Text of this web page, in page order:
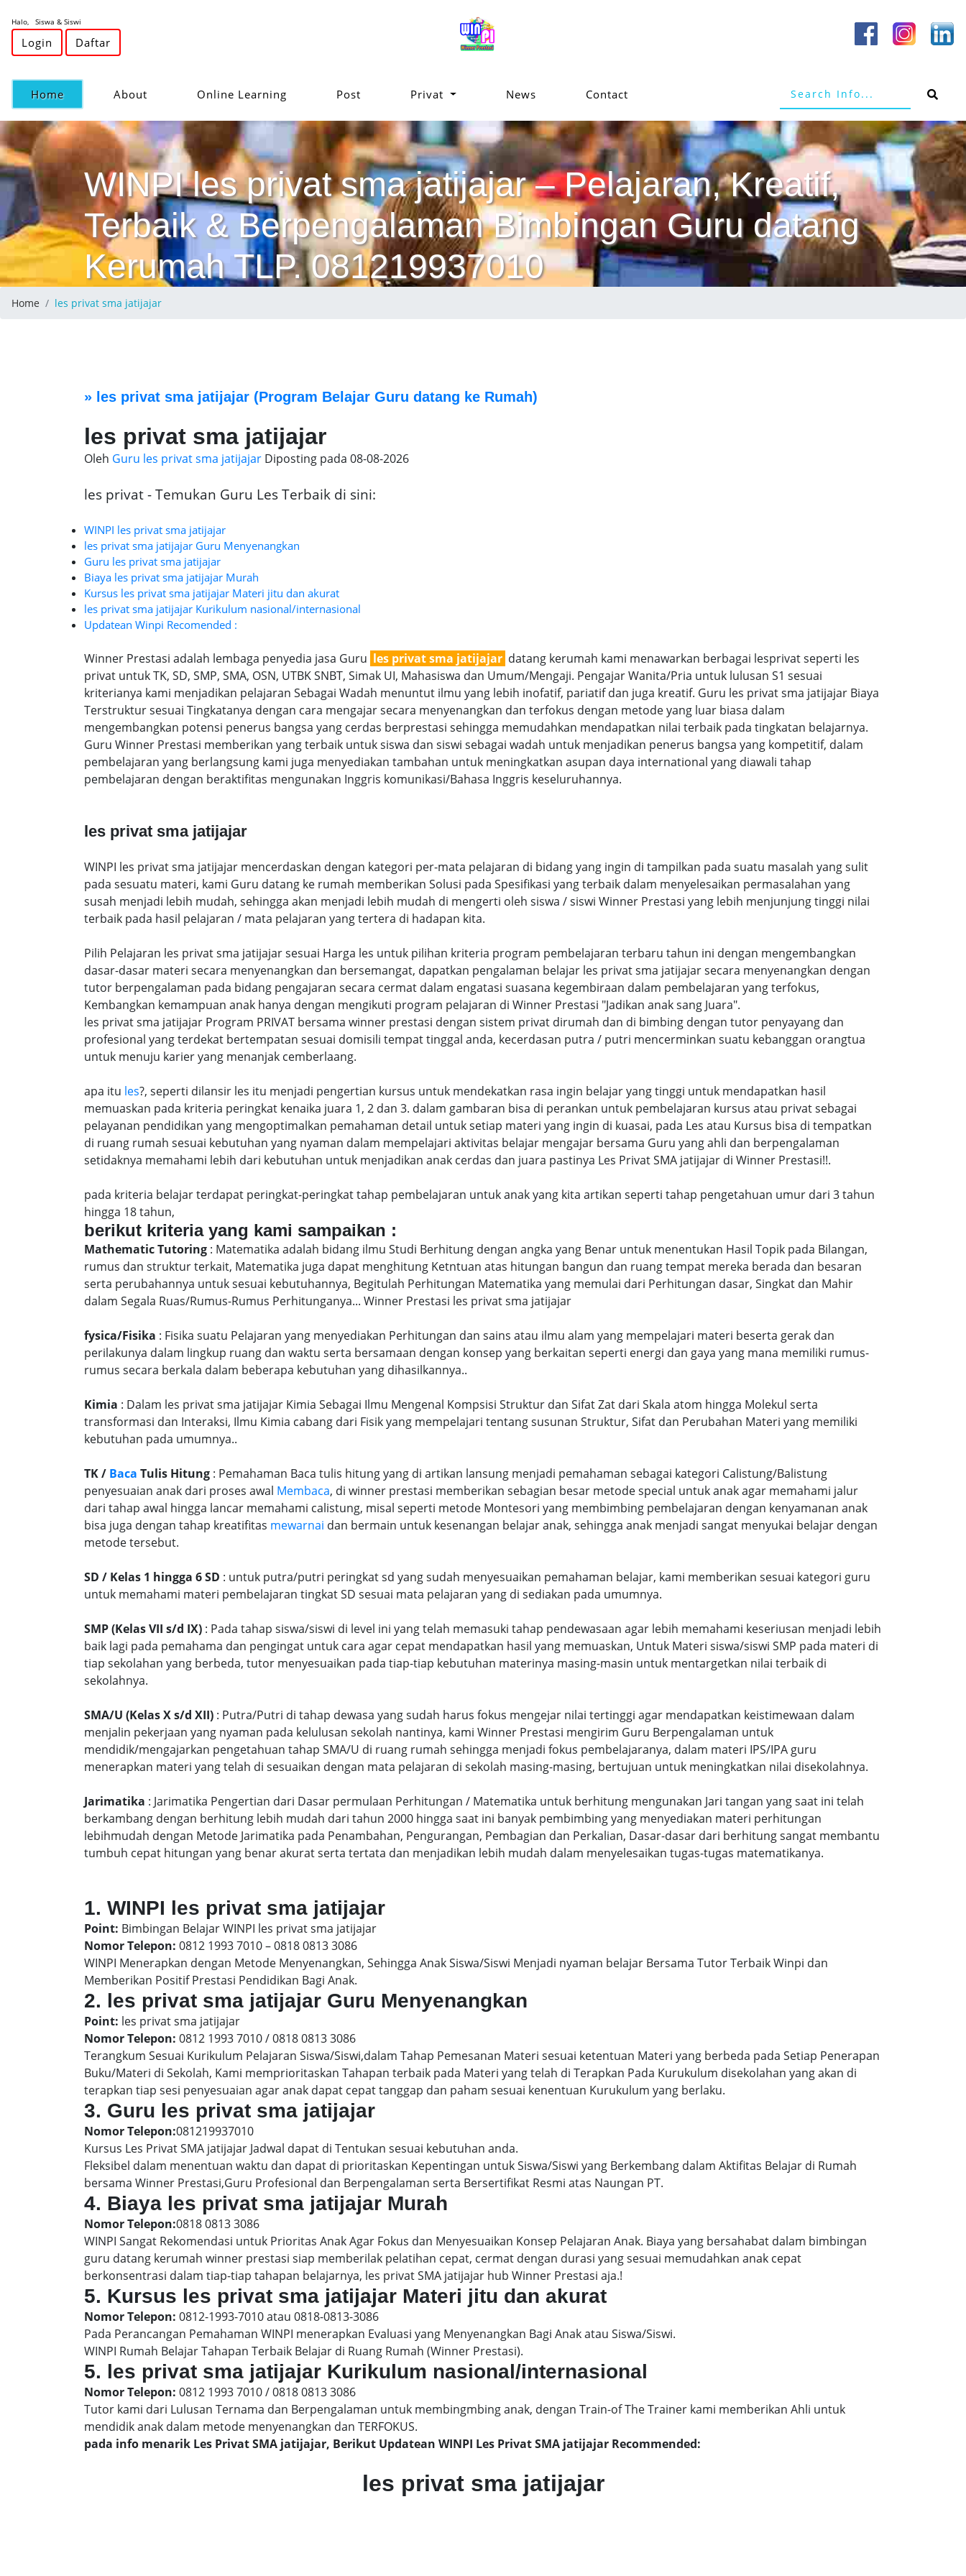
Halo, Siswa & Siswi
Login Daftar
Home(current) About Online Learning Post Privat News Contact
WINPI les privat sma jatijajar – Pelajaran, Kreatif,
Terbaik & Berpengalaman Bimbingan Guru datang
Kerumah TLP. 081219937010
Home les privat sma jatijajar
» les privat sma jatijajar (Program Belajar Guru datang ke Rumah)
les privat sma jatijajar
Oleh Guru les privat sma jatijajar Diposting pada 08-08-2026
les privat - Temukan Guru Les Terbaik di sini:
WINPI les privat sma jatijajar
les privat sma jatijajar Guru Menyenangkan
Guru les privat sma jatijajar
Biaya les privat sma jatijajar Murah
Kursus les privat sma jatijajar Materi jitu dan akurat
les privat sma jatijajar Kurikulum nasional/internasional
Updatean Winpi Recomended :
Winner Prestasi adalah lembaga penyedia jasa Guru les privat sma jatijajar datang kerumah kami menawarkan berbagai lesprivat seperti les
privat untuk TK, SD, SMP, SMA, OSN, UTBK SNBT, Simak UI, Mahasiswa dan Umum/Mengaji. Pengajar Wanita/Pria untuk lulusan S1 sesuai
kriterianya kami menjadikan pelajaran Sebagai Wadah menuntut ilmu yang lebih inofatif, pariatif dan juga kreatif. Guru les privat sma jatijajar Biaya
Terstruktur sesuai Tingkatanya dengan cara mengajar secara menyenangkan dan terfokus dengan metode yang luar biasa dalam
mengembangkan potensi penerus bangsa yang cerdas berprestasi sehingga memudahkan mendapatkan nilai terbaik pada tingkatan belajarnya.
Guru Winner Prestasi memberikan yang terbaik untuk siswa dan siswi sebagai wadah untuk menjadikan penerus bangsa yang kompetitif, dalam
pembelajaran yang berlangsung kami juga menyediakan tambahan untuk meningkatkan asupan daya international yang diawali tahap
pembelajaran dengan beraktifitas mengunakan Inggris komunikasi/Bahasa Inggris keseluruhannya.
les privat sma jatijajar
WINPI les privat sma jatijajar mencerdaskan dengan kategori per-mata pelajaran di bidang yang ingin di tampilkan pada suatu masalah yang sulit
pada sesuatu materi, kami Guru datang ke rumah memberikan Solusi pada Spesifikasi yang terbaik dalam menyelesaikan permasalahan yang
susah menjadi lebih mudah, sehingga akan menjadi lebih mudah di mengerti oleh siswa / siswi Winner Prestasi yang lebih menjunjung tinggi nilai
terbaik pada hasil pelajaran / mata pelajaran yang tertera di hadapan kita.
Pilih Pelajaran les privat sma jatijajar sesuai Harga les untuk pilihan kriteria program pembelajaran terbaru tahun ini dengan mengembangkan
dasar-dasar materi secara menyenangkan dan bersemangat, dapatkan pengalaman belajar les privat sma jatijajar secara menyenangkan dengan
tutor berpengalaman pada bidang pengajaran secara cermat dalam engatasi suasana kegembiraan dalam pembelajaran yang terfokus,
Kembangkan kemampuan anak hanya dengan mengikuti program pelajaran di Winner Prestasi "Jadikan anak sang Juara".
les privat sma jatijajar Program PRIVAT bersama winner prestasi dengan sistem privat dirumah dan di bimbing dengan tutor penyayang dan
profesional yang terdekat bertempatan sesuai domisili tempat tinggal anda, kecerdasan putra / putri mencerminkan suatu kebanggan orangtua
untuk menuju karier yang menanjak cemberlaang.
apa itu les?, seperti dilansir les itu menjadi pengertian kursus untuk mendekatkan rasa ingin belajar yang tinggi untuk mendapatkan hasil
memuaskan pada kriteria peringkat kenaika juara 1, 2 dan 3. dalam gambaran bisa di perankan untuk pembelajaran kursus atau privat sebagai
pelayanan pendidikan yang mengoptimalkan pemahaman detail untuk setiap materi yang ingin di kuasai, pada Les atau Kursus bisa di tempatkan
di ruang rumah sesuai kebutuhan yang nyaman dalam mempelajari aktivitas belajar mengajar bersama Guru yang ahli dan berpengalaman
setidaknya memahami lebih dari kebutuhan untuk menjadikan anak cerdas dan juara pastinya Les Privat SMA jatijajar di Winner Prestasi!!.
pada kriteria belajar terdapat peringkat-peringkat tahap pembelajaran untuk anak yang kita artikan seperti tahap pengetahuan umur dari 3 tahun
hingga 18 tahun,
berikut kriteria yang kami sampaikan :
Mathematic Tutoring : Matematika adalah bidang ilmu Studi Berhitung dengan angka yang Benar untuk menentukan Hasil Topik pada Bilangan,
rumus dan struktur terkait, Matematika juga dapat menghitung Ketntuan atas hitungan bangun dan ruang tempat mereka berada dan besaran
serta perubahannya untuk sesuai kebutuhannya, Begitulah Perhitungan Matematika yang memulai dari Perhitungan dasar, Singkat dan Mahir
dalam Segala Ruas/Rumus-Rumus Perhitunganya... Winner Prestasi les privat sma jatijajar
fysica/Fisika : Fisika suatu Pelajaran yang menyediakan Perhitungan dan sains atau ilmu alam yang mempelajari materi beserta gerak dan
perilakunya dalam lingkup ruang dan waktu serta bersamaan dengan konsep yang berkaitan seperti energi dan gaya yang mana memiliki rumus-
rumus secara berkala dalam beberapa kebutuhan yang dihasilkannya..
Kimia : Dalam les privat sma jatijajar Kimia Sebagai Ilmu Mengenal Kompsisi Struktur dan Sifat Zat dari Skala atom hingga Molekul serta
transformasi dan Interaksi, Ilmu Kimia cabang dari Fisik yang mempelajari tentang susunan Struktur, Sifat dan Perubahan Materi yang memiliki
kebutuhan pada umumnya..
TK / Baca Tulis Hitung : Pemahaman Baca tulis hitung yang di artikan lansung menjadi pemahaman sebagai kategori Calistung/Balistung
penyesuaian anak dari proses awal Membaca, di winner prestasi memberikan sebagian besar metode special untuk anak agar memahami jalur
dari tahap awal hingga lancar memahami calistung, misal seperti metode Montesori yang membimbing pembelajaran dengan kenyamanan anak
bisa juga dengan tahap kreatifitas mewarnai dan bermain untuk kesenangan belajar anak, sehingga anak menjadi sangat menyukai belajar dengan
metode tersebut.
SD / Kelas 1 hingga 6 SD : untuk putra/putri peringkat sd yang sudah menyesuaikan pemahaman belajar, kami memberikan sesuai kategori guru
untuk memahami materi pembelajaran tingkat SD sesuai mata pelajaran yang di sediakan pada umumnya.
SMP (Kelas VII s/d IX) : Pada tahap siswa/siswi di level ini yang telah memasuki tahap pendewasaan agar lebih memahami keseriusan menjadi lebih
baik lagi pada pemahama dan pengingat untuk cara agar cepat mendapatkan hasil yang memuaskan, Untuk Materi siswa/siswi SMP pada materi di
tiap sekolahan yang berbeda, tutor menyesuaikan pada tiap-tiap kebutuhan materinya masing-masin untuk mentargetkan nilai terbaik di
sekolahnya.
SMA/U (Kelas X s/d XII) : Putra/Putri di tahap dewasa yang sudah harus fokus mengejar nilai tertinggi agar mendapatkan keistimewaan dalam
menjalin pekerjaan yang nyaman pada kelulusan sekolah nantinya, kami Winner Prestasi mengirim Guru Berpengalaman untuk
mendidik/mengajarkan pengetahuan tahap SMA/U di ruang rumah sehingga menjadi fokus pembelajaranya, dalam materi IPS/IPA guru
menerapkan materi yang telah di sesuaikan dengan mata pelajaran di sekolah masing-masing, bertujuan untuk meningkatkan nilai disekolahnya.
Jarimatika : Jarimatika Pengertian dari Dasar permulaan Perhitungan / Matematika untuk berhitung mengunakan Jari tangan yang saat ini telah
berkambang dengan berhitung lebih mudah dari tahun 2000 hingga saat ini banyak pembimbing yang menyediakan materi perhitungan
lebihmudah dengan Metode Jarimatika pada Penambahan, Pengurangan, Pembagian dan Perkalian, Dasar-dasar dari berhitung sangat membantu
tumbuh cepat hitungan yang benar akurat serta tertata dan menjadikan lebih mudah dalam menyelesaikan tugas-tugas matematikanya.
1. WINPI les privat sma jatijajar
Point: Bimbingan Belajar WINPI les privat sma jatijajar
Nomor Telepon: 0812 1993 7010 – 0818 0813 3086
WINPI Menerapkan dengan Metode Menyenangkan, Sehingga Anak Siswa/Siswi Menjadi nyaman belajar Bersama Tutor Terbaik Winpi dan
Memberikan Positif Prestasi Pendidikan Bagi Anak.
2. les privat sma jatijajar Guru Menyenangkan
Point: les privat sma jatijajar
Nomor Telepon: 0812 1993 7010 / 0818 0813 3086
Terangkum Sesuai Kurikulum Pelajaran Siswa/Siswi,dalam Tahap Pemesanan Materi sesuai ketentuan Materi yang berbeda pada Setiap Penerapan
Buku/Materi di Sekolah, Kami memprioritaskan Tahapan terbaik pada Materi yang telah di Terapkan Pada Kurukulum disekolahan yang akan di
terapkan tiap sesi penyesuaian agar anak dapat cepat tanggap dan paham sesuai kenentuan Kurukulum yang berlaku.
3. Guru les privat sma jatijajar
Nomor Telepon:081219937010
Kursus Les Privat SMA jatijajar Jadwal dapat di Tentukan sesuai kebutuhan anda.
Fleksibel dalam menentuan waktu dan dapat di prioritaskan Kepentingan untuk Siswa/Siswi yang Berkembang dalam Aktifitas Belajar di Rumah
bersama Winner Prestasi,Guru Profesional dan Berpengalaman serta Bersertifikat Resmi atas Naungan PT.
4. Biaya les privat sma jatijajar Murah
Nomor Telepon:0818 0813 3086
WINPI Sangat Rekomendasi untuk Prioritas Anak Agar Fokus dan Menyesuaikan Konsep Pelajaran Anak. Biaya yang bersahabat dalam bimbingan
guru datang kerumah winner prestasi siap memberilak pelatihan cepat, cermat dengan durasi yang sesuai memudahkan anak cepat
berkonsentrasi dalam tiap-tiap tahapan belajarnya, les privat SMA jatijajar hub Winner Prestasi aja.!
5. Kursus les privat sma jatijajar Materi jitu dan akurat
Nomor Telepon: 0812-1993-7010 atau 0818-0813-3086
Pada Perancangan Pemahaman WINPI menerapkan Evaluasi yang Menyenangkan Bagi Anak atau Siswa/Siswi.
WINPI Rumah Belajar Tahapan Terbaik Belajar di Ruang Rumah (Winner Prestasi).
5. les privat sma jatijajar Kurikulum nasional/internasional
Nomor Telepon: 0812 1993 7010 / 0818 0813 3086
Tutor kami dari Lulusan Ternama dan Berpengalaman untuk membingmbing anak, dengan Train-of The Trainer kami memberikan Ahli untuk
mendidik anak dalam metode menyenangkan dan TERFOKUS.
pada info menarik Les Privat SMA jatijajar, Berikut Updatean WINPI Les Privat SMA jatijajar Recommended:
les privat sma jatijajar